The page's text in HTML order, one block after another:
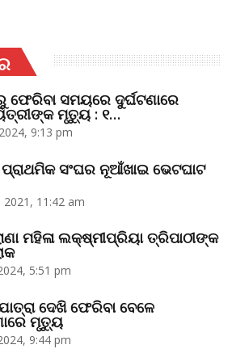
ସମୟରେ ଦୁର୍ଘଟଣାରେ
ମୃତ୍ୟୁ : ୧…
9:13 pm
ସଂଘର ନୂଆଁଖାଇ ଭେଟଘାଟ
2021, 11:42 am
ମହିଳା ଲକ୍ଷ୍ମୀପ୍ରିୟା ତ୍ରିପାଠୀଙ୍କ
5:51 pm
ଦେଖି ଫେରିବା ବେଳେ
ମୃତ୍ୟୁ
9:44 pm